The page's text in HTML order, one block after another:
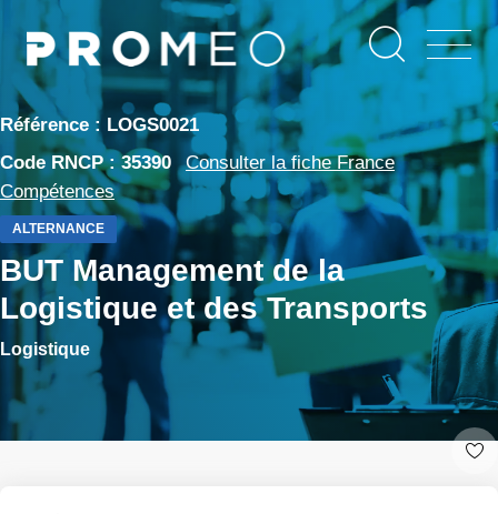
contenu
principal
Référence : LOGS0021
Code RNCP : 35390
Consulter la fiche France
Compétences
ALTERNANCE
BUT Management de la
Logistique et des Transports
Logistique
Panneau de gestion des cookies